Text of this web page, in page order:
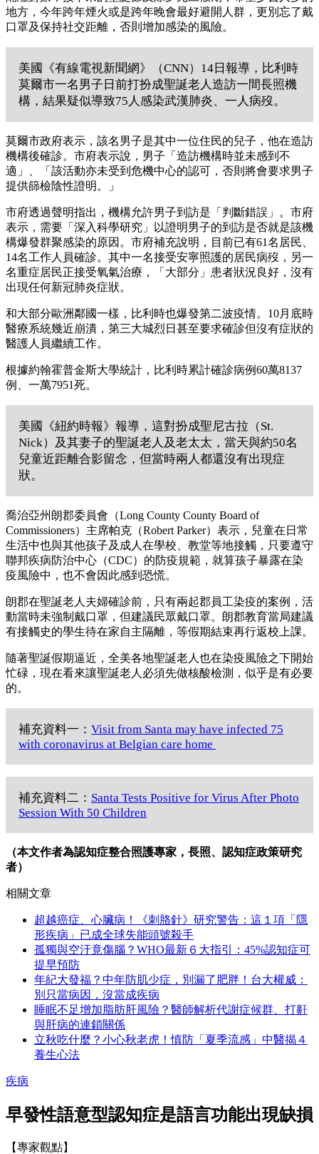
地方，今年跨年煙火或是跨年晚會最好避開人群，更別忘了戴
口罩及保持社交距離，否則增加感染的風險。
美國《有線電視新聞網》（CNN）14日報導，比利時
莫爾市一名男子日前打扮成聖誕老人造訪一間長照機
構，結果疑似導致75人感染武漢肺炎、一人病歿。
莫爾市政府表示，該名男子是其中一位住民的兒子，他在造訪
機構後確診。市府表示說，男子「造訪機構時並未感到不
適」、「該活動亦未受到危機中心的認可，否則將會要求男子
提供篩檢陰性證明。」
市府透過聲明指出，機構允許男子到訪是「判斷錯誤」。市府
表示，需要「深入科學研究」以證明男子的到訪是否就是該機
構爆發群聚感染的原因。市府補充說明，目前已有61名居民、
14名工作人員確診。其中一名接受安寧照護的居民病歿，另一
名重症居民正接受氧氣治療，「大部分」患者狀況良好，沒有
出現任何新冠肺炎症狀。
和大部分歐洲鄰國一樣，比利時也爆發第二波疫情。10月底時
醫療系統幾近崩潰，第三大城烈日甚至要求確診但沒有症狀的
醫護人員繼續工作。
根據約翰霍普金斯大學統計，比利時累計確診病例60萬8137
例、一萬7951死。
美國《紐約時報》報導，這對扮成聖尼古拉（St.
Nick）及其妻子的聖誕老人及老太太，當天與約50名
兒童近距離合影留念，但當時兩人都還沒有出現症
狀。
喬治亞州朗郡委員會（Long County County Board of
Commissioners）主席帕克（Robert Parker）表示，兒童在日常
生活中也與其他孩子及成人在學校、教堂等地接觸，只要遵守
聯邦疾病防治中心（CDC）的防疫規範，就算孩子暴露在染
疫風險中，也不會因此感到恐慌。
朗郡在聖誕老人夫婦確診前，只有兩起郡員工染疫的案例，活
動當時未強制戴口罩，但建議民眾戴口罩。朗郡教育當局建議
有接觸史的學生待在家自主隔離，等假期結束再行返校上課。
隨著聖誕假期逼近，全美各地聖誕老人也在染疫風險之下開始
忙碌，現在看來讓聖誕老人必須先做核酸檢測，似乎是有必要
的。
補充資料一： Visit from Santa may have infected 75
with coronavirus at Belgian care home
補充資料二： Santa Tests Positive for Virus After Photo
Session With 50 Children
（本文作者為認知症整合照護專家，長照、認知症政策研究
者）
相關文章
超越癌症、心臟病！《刺胳針》研究警告：這１項「隱
形疾病」已成全球失能頭號殺手
孤獨與空汙竟傷腦？WHO最新６大指引：45%認知症可
提早預防
年紀大發福？中年防肌少症，別漏了肥胖！台大權威：
別只當病因，沒當成疾病
睡眠不足增加脂肪肝風險？醫師解析代謝症候群、打鼾
與肝病的連鎖關係
立秋吃什麼？小心秋老虎！慎防「夏季流感」中醫揭４
養生心法
疾病
早發性語意型認知症是語言功能出現缺損
【專家觀點】